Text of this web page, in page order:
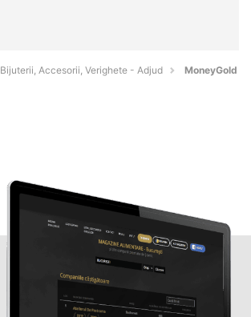
Bijuterii, Accesorii, Verighete - Adjud MoneyGold